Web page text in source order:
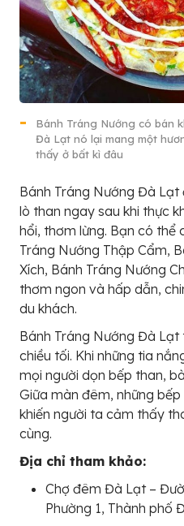
Bánh Tráng Nướng có bán
Đà Lạt nó lại mang một
thấy ở bất kì đâu
Bánh Tráng Nướng Đà
lò than ngay sau khi thực
hổi, thơm lừng. Bạn có thể
Tráng Nướng Thập Cẩm,
Xích, Bánh Tráng Nướng
thơm ngon và hấp dẫn,
du khách.
Bánh Tráng Nướng Đà
chiều tối. Khi những tia
mọi người dọn bếp than,
Giữa màn đêm, những
khiến người ta cảm thấy
cùng.
Địa chỉ tham khảo:
Chợ đêm Đà Lạt –
Phường 1, Thành phố